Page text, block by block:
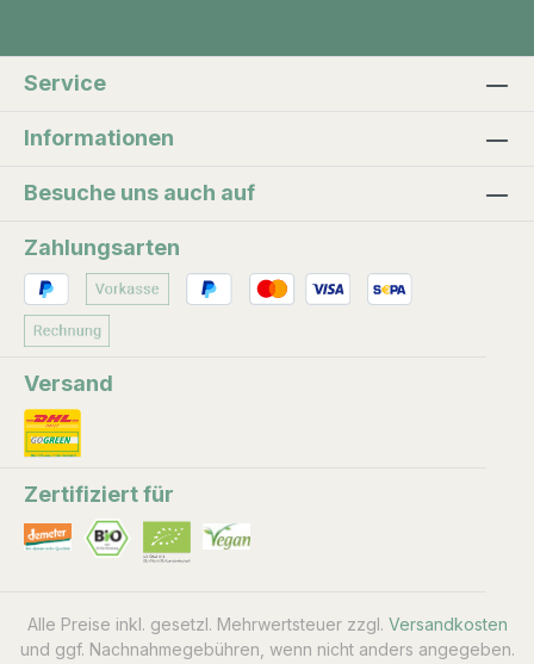
Service
Informationen
Besuche uns auch auf
Zahlungsarten
Versand
Zertifiziert für
Alle Preise inkl. gesetzl. Mehrwertsteuer zzgl. Versandkosten
und ggf. Nachnahmegebühren, wenn nicht anders angegeben.